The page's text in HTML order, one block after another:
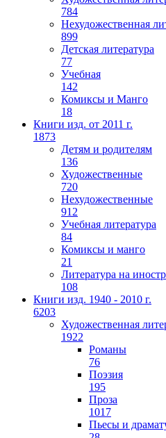
784
Нехудожественная
899
Детская литература
77
Учебная
142
Комиксы и Манго
18
Книги изд. от 2011 г.
1873
Детям и родителям
136
Художественные
720
Нехудожественные
912
Учебная литература
84
Комиксы и манго
21
Литература на
108
Книги изд. 1940 - 2010 г.
6203
Художественная
1922
Романы
76
Поэзия
195
Проза
1017
Пьесы и